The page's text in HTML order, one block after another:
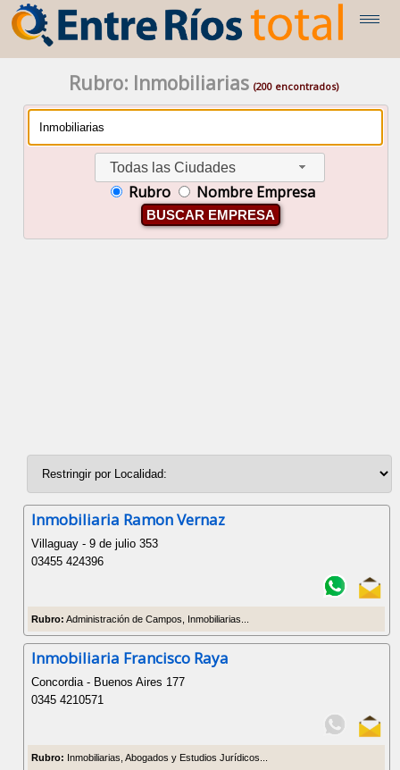
Rubro: Inmobiliarias(200 encontrados)
Todas las Ciudades
Rubro Nombre Empresa
BUSCAR EMPRESA
Inmobiliaria Ramon Vernaz
Villaguay - 9 de julio 353
03455 424396
Rubro: Administración de Campos, Inmobiliarias...
Inmobiliaria Francisco Raya
Concordia - Buenos Aires 177
0345 4210571
Rubro: Inmobiliarias, Abogados y Estudios Jurídicos...